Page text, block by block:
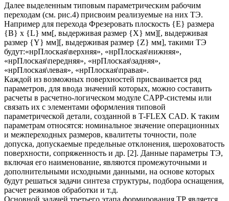
Далее выделенным типовым параметрическим рабочим
переходам (см. рис.4) присвоим реализуемые на них ТЭ.
Например для перехода Фрезеровать плоскость {E} размера
{B} x {L} мм[, выдерживая размер {X} мм][, выдерживая
размер {Y} мм][, выдерживая размер {Z} мм], такими ТЭ
будут:«нрПлоская\верхняя», «нрПлоская\нижняя»,
«нрПлоская\передняя», «нрПлоская\задняя»,
«нрПлоская\левая», «нрПлоская\правая».
Каждой из возможных поверхностей присваивается ряд
параметров, для ввода значений которых, можно составить
расчеты в расчетно-логическом модуле CAPP-системы или
связать их с элементами оформления типовой
параметрической детали, созданной в T-FLEX CAD. К таким
параметрам относятся: номинальное значение операционных
и межпереходных размеров, квалитеты точности, поле
допуска, допускаемые предельные отклонения, шероховатость
поверхности, сопряженность и др. [2]. Данные параметры ТЭ,
включая его наименование, являются промежуточными и
дополнительными исходными данными, на основе которых
будут решаться задачи синтеза структуры, подбора оснащения,
расчет режимов обработки и т.д.
Основной задачей третьего этапа формирования ТР является